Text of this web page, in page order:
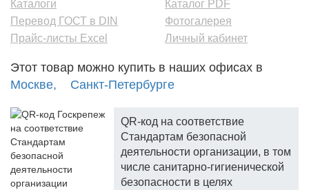
Каталоги
Перевод ГОСТ в DIN
Прайс-листы Excel
Каталог PDF
Фотогалерея
Личный кабинет
Этот товар можно купить в наших офисах в
Москве,
Санкт-Петербурге
QR-код на соответствие
Стандартам безопасной
деятельности организации, в том
числе санитарно-гигиенической
безопасности в целях